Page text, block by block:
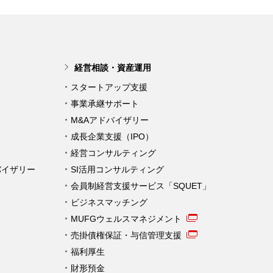
ザリー
経営相談・資産運用
スタートアップ支援
事業承継サポート
M&Aアドバイザリー
成長企業支援（IPO）
経営コンサルティング
SI活用コンサルティング
会員制経営支援サービス「SQUET」
ビジネスマッチング
MUFGウェルスマネジメント
売掛債権保証・与信管理支援
福利厚生
財形預金